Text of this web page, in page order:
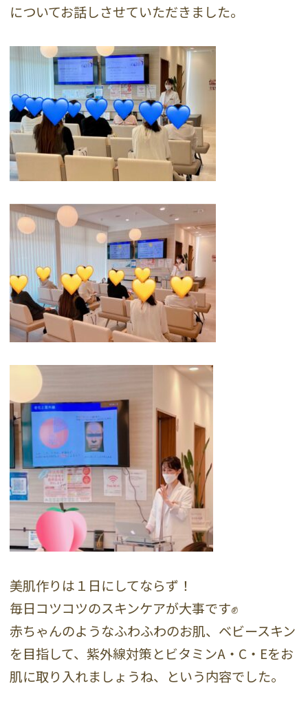
についてお話しさせていただきました。
美肌作りは１日にしてならず！
毎日コツコツのスキンケアが大事です✊
赤ちゃんのようなふわふわのお肌、ベビースキン
を目指して、紫外線対策とビタミンA・C・Eをお
肌に取り入れましょうね、という内容でした。